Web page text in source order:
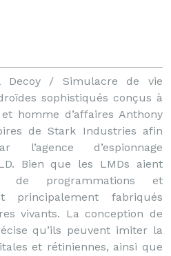
Decoy / Simulacre de vie
sophistiqués conçus à
homme d’affaires Anthony
de Stark Industries afin
l’agence d’espionnage
Bien que les LMDs aient
de programmations et
principalement fabriqués
vivants. La conception de
qu’ils peuvent imiter la
et rétiniennes, ainsi que